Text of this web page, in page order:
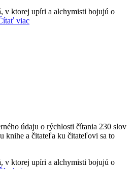
v ktorej upíri a alchymisti bojujú o
viac
údaju o rýchlosti čítania 230 slov
knihe a čitateľa ku čitateľovi sa to
v ktorej upíri a alchymisti bojujú o